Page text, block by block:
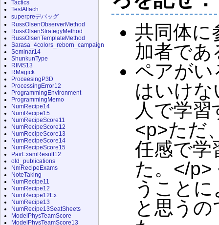
共同体に
加者であ
ペアがい
はいけな
人で学
<p>ただ
任感で学
た。</p>
うこと
と思う
Tactics
TestAttach
superpreデバッグ
RussOlsenObserverMethod
RussOlsenStrategyMethod
RussOlsenTemplateMethod
Sarasa_4colors_reborn_campaign
Seminar14
ShunkunType
RIMS13
RMagick
ProceesingP3D
ProcessingError12
ProgrammingEnvironment
ProgrammingMemo
NumRecipe14
NumRecipe15
NumRecipeScore11
NumRecipeScore12
NumRecipeScore13
NumRecipeScore14
NumRecipeScore15
PairExamResult12
old_publications
NmRecipeExams
NoteTaking
NumRecipe11
NumRecipe12
NumRecipe12Ex
NumRecipe13
NumRecipe13SeatSheets
ModelPhysTeamScore
ModelPhysTeamScore13